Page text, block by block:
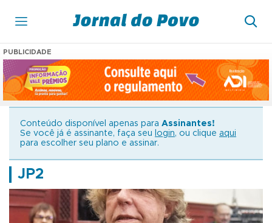
PUBLICIDADE
Conteúdo disponível apenas para Assinantes!
Se você já é assinante, faça seu
login, ou clique aqui
para escolher seu plano e assinar.
JP2